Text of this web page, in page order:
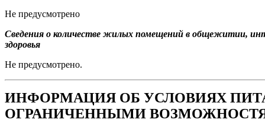
Не предусмотрено
Сведения о количестве жилых помещений в общежитии,
здоровья
Не предусмотрено.
ИНФОРМАЦИЯ ОБ УСЛОВИЯХ
ОГРАНИЧЕННЫМИ